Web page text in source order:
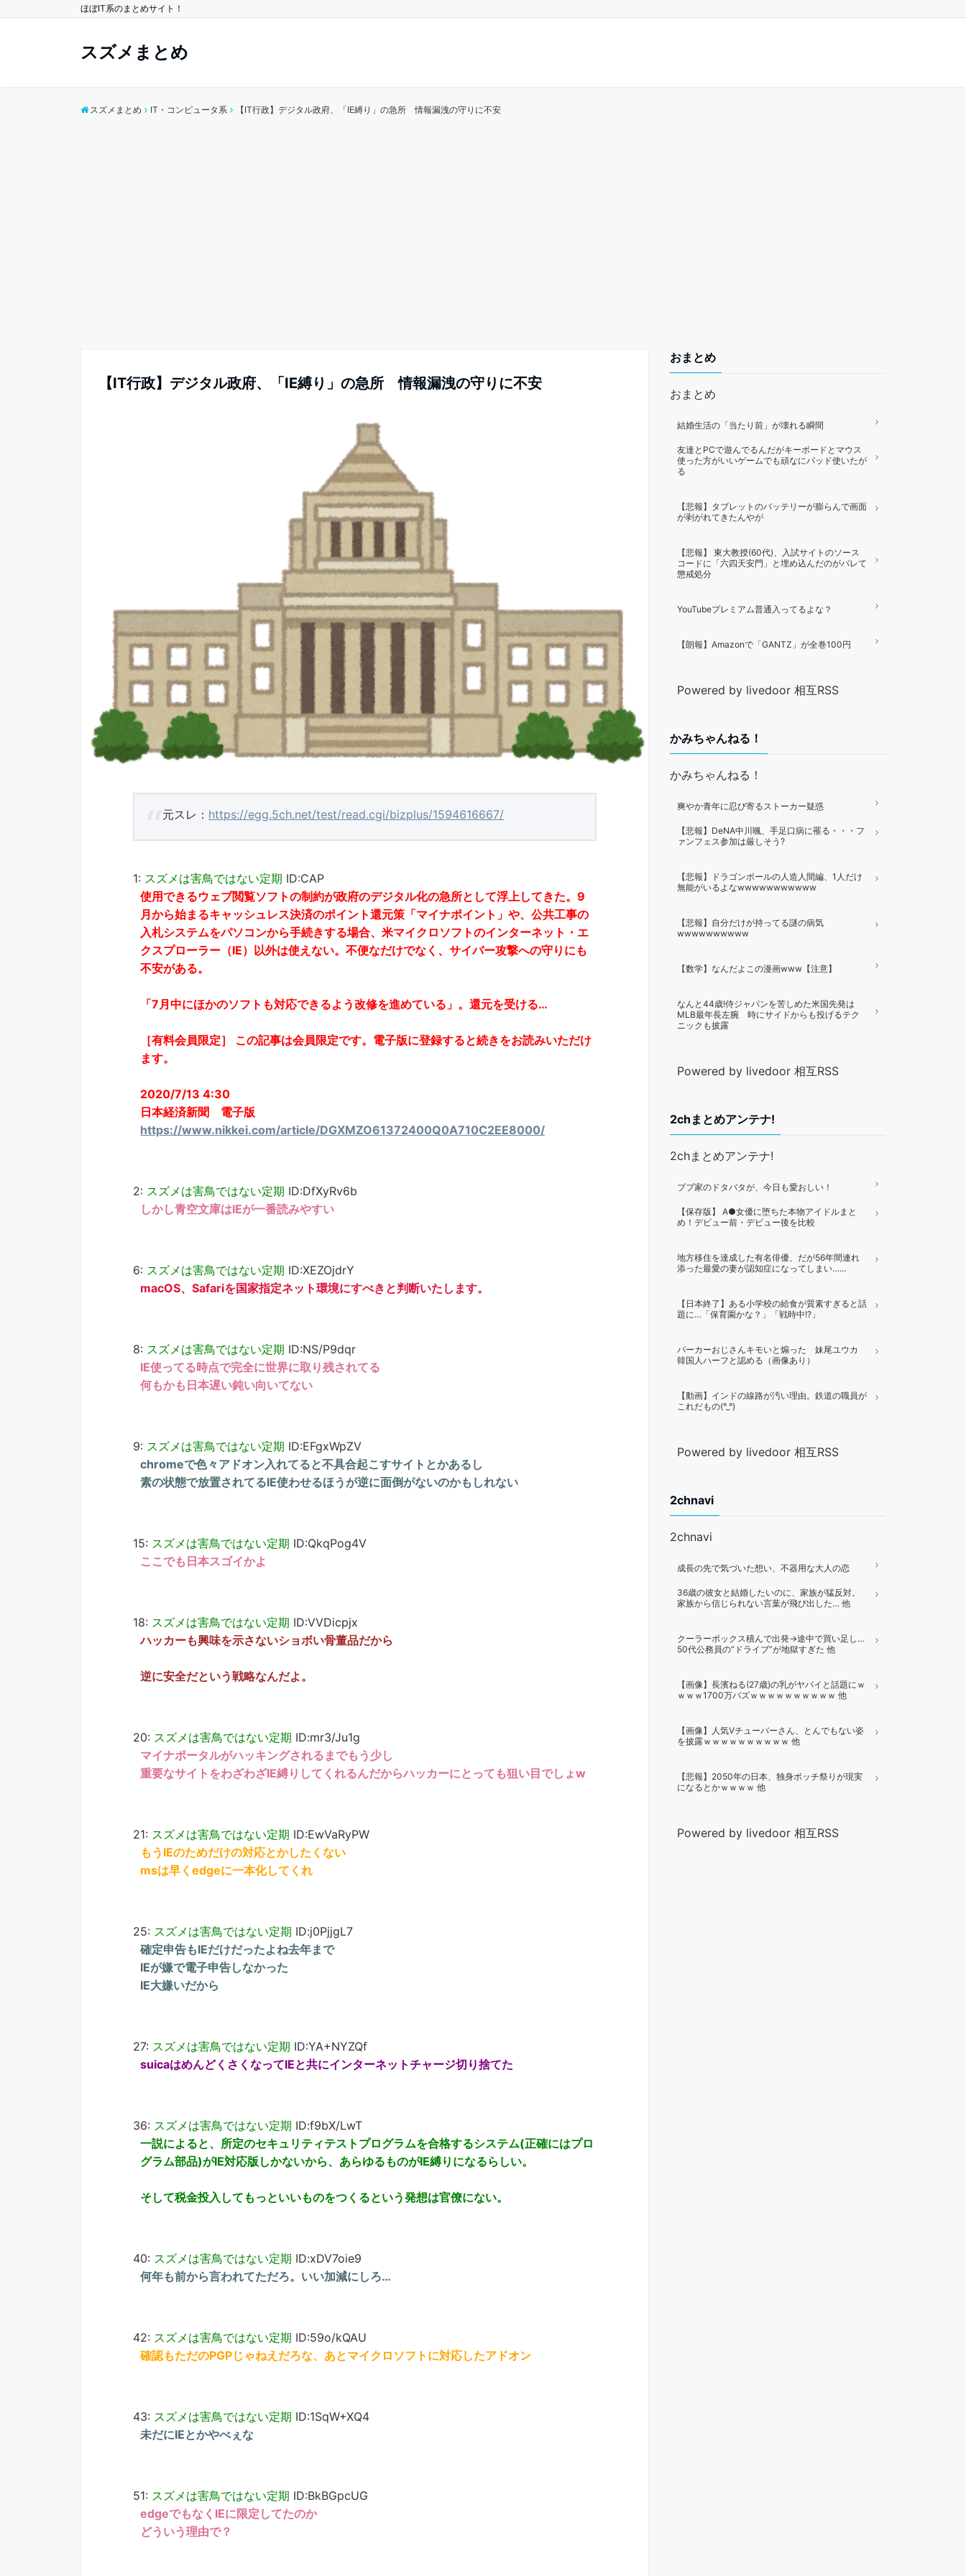
ほぼIT系のまとめサイト！
スズメまとめ
スズメまとめ IT・コンピュータ系 【IT行政】デジタル政府、「IE縛り」の急所 情報漏洩の守りに不安
【IT行政】デジタル政府、「IE縛り」の急所 情報漏洩の守りに不安
元スレ： https://egg.5ch.net/test/read.cgi/bizplus/1594616667/
1: スズメは害鳥ではない定期 ID:CAP
使用できるウェブ閲覧ソフトの制約が政府のデジタル化の急所として浮上してきた。9
月から始まるキャッシュレス決済のポイント還元策「マイナポイント」や、公共工事の
入札システムをパソコンから手続きする場合、米マイクロソフトのインターネット・エ
クスプローラー（IE）以外は使えない。不便なだけでなく、サイバー攻撃への守りにも
不安がある。
「7月中にほかのソフトも対応できるよう改修を進めている」。還元を受ける…
［有料会員限定］ この記事は会員限定です。電子版に登録すると続きをお読みいただけ
ます。
2020/7/13 4:30
日本経済新聞 電子版
https://www.nikkei.com/article/DGXMZO61372400Q0A710C2EE8000/
2: スズメは害鳥ではない定期 ID:DfXyRv6b
しかし青空文庫はIEが一番読みやすい
6: スズメは害鳥ではない定期 ID:XEZOjdrY
macOS、Safariを国家指定ネット環境にすべきと判断いたします。
8: スズメは害鳥ではない定期 ID:NS/P9dqr
IE使ってる時点で完全に世界に取り残されてる
何もかも日本遅い鈍い向いてない
9: スズメは害鳥ではない定期 ID:EFgxWpZV
chromeで色々アドオン入れてると不具合起こすサイトとかあるし
素の状態で放置されてるIE使わせるほうが逆に面倒がないのかもしれない
15: スズメは害鳥ではない定期 ID:QkqPog4V
ここでも日本スゴイかよ
18: スズメは害鳥ではない定期 ID:VVDicpjx
ハッカーも興味を示さないショボい骨董品だから
逆に安全だという戦略なんだよ。
20: スズメは害鳥ではない定期 ID:mr3/Ju1g
マイナポータルがハッキングされるまでもう少し
重要なサイトをわざわざIE縛りしてくれるんだからハッカーにとっても狙い目でしょw
21: スズメは害鳥ではない定期 ID:EwVaRyPW
もうIEのためだけの対応とかしたくない
msは早くedgeに一本化してくれ
25: スズメは害鳥ではない定期 ID:j0PjjgL7
確定申告もIEだけだったよね去年まで
IEが嫌で電子申告しなかった
IE大嫌いだから
27: スズメは害鳥ではない定期 ID:YA+NYZQf
suicaはめんどくさくなってIEと共にインターネットチャージ切り捨てた
36: スズメは害鳥ではない定期 ID:f9bX/LwT
一説によると、所定のセキュリティテストプログラムを合格するシステム(正確にはプロ
グラム部品)がIE対応版しかないから、あらゆるものがIE縛りになるらしい。
そして税金投入してもっといいものをつくるという発想は官僚にない。
40: スズメは害鳥ではない定期 ID:xDV7oie9
何年も前から言われてただろ。いい加減にしろ…
42: スズメは害鳥ではない定期 ID:59o/kQAU
確認もただのPGPじゃねえだろな、あとマイクロソフトに対応したアドオン
43: スズメは害鳥ではない定期 ID:1SqW+XQ4
未だにIEとかやべぇな
51: スズメは害鳥ではない定期 ID:BkBGpcUG
edgeでもなくIEに限定してたのか
どういう理由で？
おまとめ
おまとめ
結婚生活の「当たり前」が壊れる瞬間
友達とPCで遊んでるんだがキーボードとマウス
使った方がいいゲームでも頑なにパッド使いたが
る
【悲報】タブレットのバッテリーが膨らんで画面
が剥がれてきたんやが
【悲報】 東大教授(60代)、入試サイトのソース
コードに「六四天安門」と埋め込んだのがバレて
懲戒処分
YouTubeプレミアム普通入ってるよな？
【朗報】Amazonで「GANTZ」が全巻100円
Powered by livedoor 相互RSS
かみちゃんねる！
かみちゃんねる！
爽やか青年に忍び寄るストーカー疑惑
【悲報】DeNA中川颯、手足口病に罹る・・・フ
ァンフェス参加は厳しそう?
【悲報】ドラゴンボールの人造人間編、1人だけ
無能がいるよなwwwwwwwwwww
【悲報】自分だけが持ってる謎の病気
wwwwwwwwww
【数学】なんだよこの漫画www【注意】
なんと44歳!侍ジャパンを苦しめた米国先発は
MLB最年長左腕 時にサイドからも投げるテク
ニックも披露
Powered by livedoor 相互RSS
2chまとめアンテナ!
2chまとめアンテナ!
ブブ家のドタバタが、今日も愛おしい！
【保存版】 A●女優に堕ちた本物アイドルまと
め！デビュー前・デビュー後を比較
地方移住を達成した有名俳優、だが56年間連れ
添った最愛の妻が認知症になってしまい……
【日本終了】ある小学校の給食が質素すぎると話
題に…「保育園かな？」「戦時中!?」
パーカーおじさんキモいと煽った 妹尾ユウカ
韓国人ハーフと認める（画像あり）
【動画】インドの線路が汚い理由。鉄道の職員が
これだもの(°_°)
Powered by livedoor 相互RSS
2chnavi
2chnavi
成長の先で気づいた想い、不器用な大人の恋
36歳の彼女と結婚したいのに、家族が猛反対。
家族から信じられない言葉が飛び出した… 他
クーラーボックス積んで出発→途中で買い足し…
50代公務員の“ドライブ”が地獄すぎた 他
【画像】長濱ねる(27歳)の乳がヤバイと話題にｗ
ｗｗｗ1700万バズｗｗｗｗｗｗｗｗｗｗ 他
【画像】人気Vチューバーさん、とんでもない姿
を披露ｗｗｗｗｗｗｗｗｗｗ 他
【悲報】2050年の日本、独身ボッチ祭りが現実
になるとかｗｗｗｗ 他
Powered by livedoor 相互RSS